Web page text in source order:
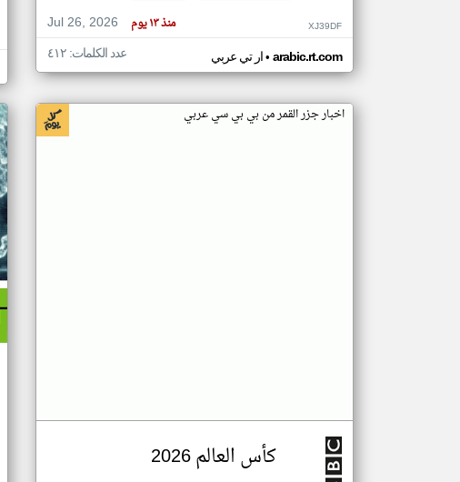
Jul 26, 2026
منذ ١٣ يوم XJ39DF
ار تي عربي• arabic.rt.com عدد الكلمات: ٤١٢
اخبار جزر القمر من بي بي سي عربي
كأس العالم 2026